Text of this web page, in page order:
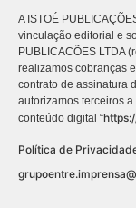
A ISTOÉ
vinculação editorial e
PUBLICACÕES LTDA
realizamos cobranças
contrato de assinatura
autorizamos terceiros
conteúdo digital “
Política de